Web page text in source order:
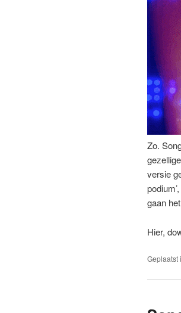
Zo.
versie
gaan
Hier,
Geplaatst